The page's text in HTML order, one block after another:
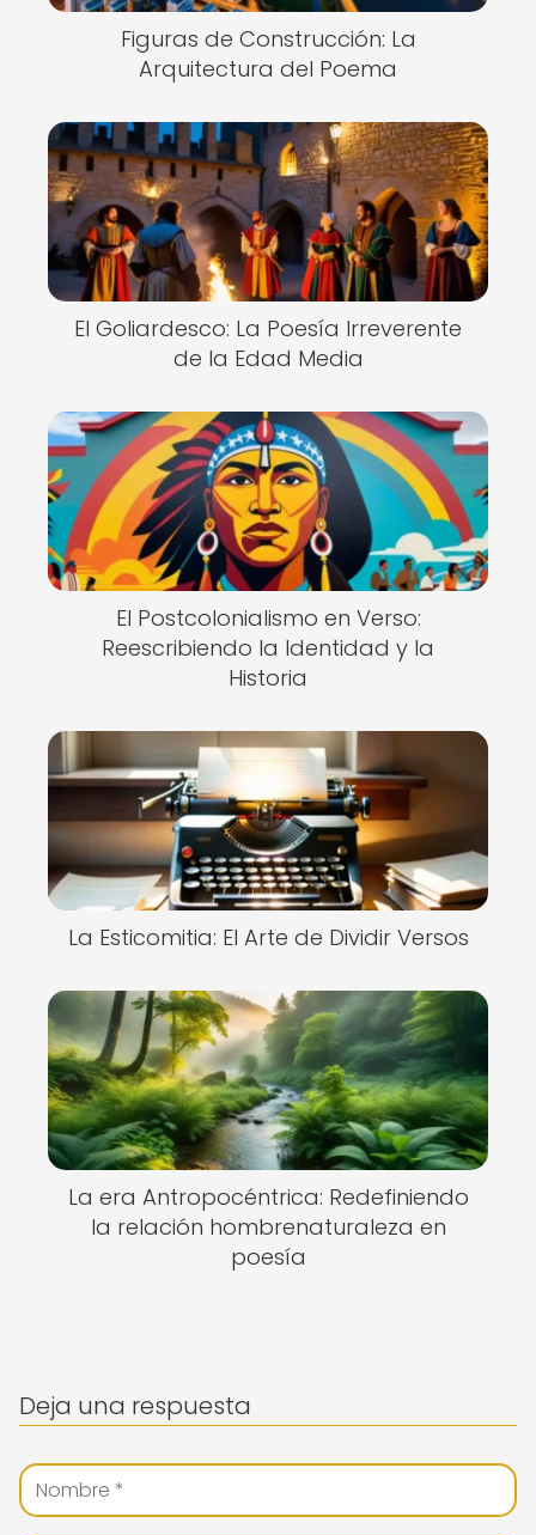
Figuras de Construcción: La
Arquitectura del Poema
El Goliardesco: La Poesía Irreverente
de la Edad Media
El Postcolonialismo en Verso:
Reescribiendo la Identidad y la
Historia
La Esticomitia: El Arte de Dividir Versos
La era Antropocéntrica: Redefiniendo
la relación hombrenaturaleza en
poesía
Deja una respuesta